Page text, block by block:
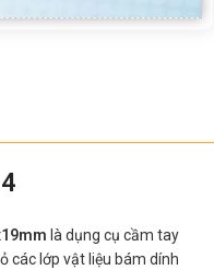
là dụng cụ cầm tay
các lớp vật liệu bám dính